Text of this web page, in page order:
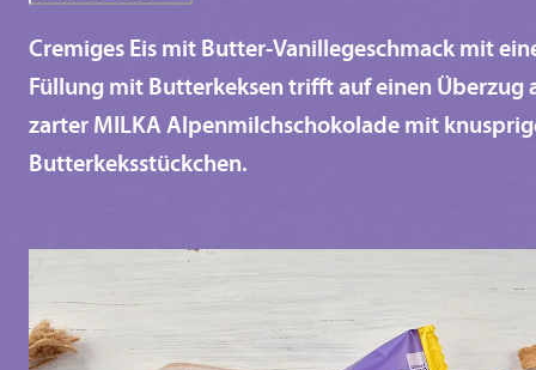
Cremiges Eis mit Butter-Vanillegeschmack mit
Füllung mit Butterkeksen trifft auf einen Überzug
zarter MILKA Alpenmilchschokolade mit
Butterkeksstückchen.